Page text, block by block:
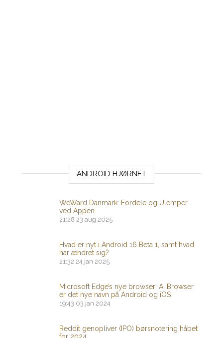
ANDROID HJØRNET
WeWard Danmark: Fordele og Ulemper
ved Appen
21:28 23 aug 2025
Hvad er nyt i Android 16 Beta 1, samt hvad
har ændret sig?
21:32 24 jan 2025
Microsoft Edge’s nye browser: AI Browser
er det nye navn på Android og iOS
19:43 03 jan 2024
Reddit genopliver (IPO) børsnotering håbet